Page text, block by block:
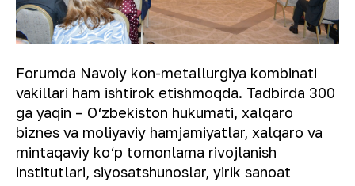
Forumda Navoiy kon-metallurgiya kombinati
vakillari ham ishtirok etishmoqda. Tadbirda 300
ga yaqin – O‘zbekiston hukumati, xalqaro
biznes va moliyaviy hamjamiyatlar, xalqaro va
mintaqaviy ko‘p tomonlama rivojlanish
institutlari, siyosatshunoslar, yirik sanoat